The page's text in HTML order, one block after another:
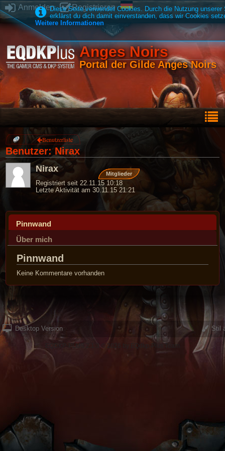
Anmelden Registrieren
Anges Noirs
Portal der Gilde Anges Noirs
Diese Seite verwendet Cookies. Durch die Nutzung unserer
erklärst du dich damit einverstanden, dass wir Cookies
Weitere Informationen
Benutzerliste
Benutzer: Nirax
Nirax Mitglieder
Registriert seit 22.11.15 10:18
Letzte Aktivität am 30.11.15 21:21
Pinnwand
Über mich
Pinnwand
Keine Kommentare vorhanden
Desktop Version Stil
EQDKP-PLUS 2.1.3 © 2026 by EQdkp-Plus Team